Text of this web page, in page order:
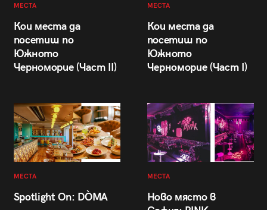
МЕСТА
Кои места да
посетиш по
Южното
Черноморие (Част II)
МЕСТА
Кои места да
посетиш по
Южното
Черноморие (Част I)
МЕСТА
Spotlight On: DÒMA
МЕСТА
Ново място в